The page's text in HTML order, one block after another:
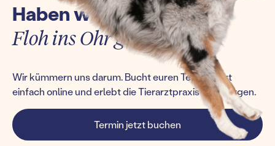
Haben wir euch einen
Floh ins Ohr gesetzt?
Wir kümmern uns darum. Bucht euren Termin jetzt
einfach online und erlebt die Tierarztpraxis von morgen.
Termin jetzt buchen